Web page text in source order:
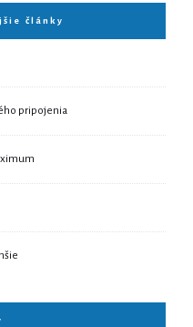
články
pripojenia